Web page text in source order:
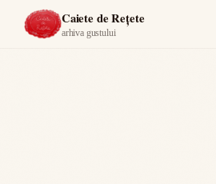
Caiete de Rețete
arhiva gustului